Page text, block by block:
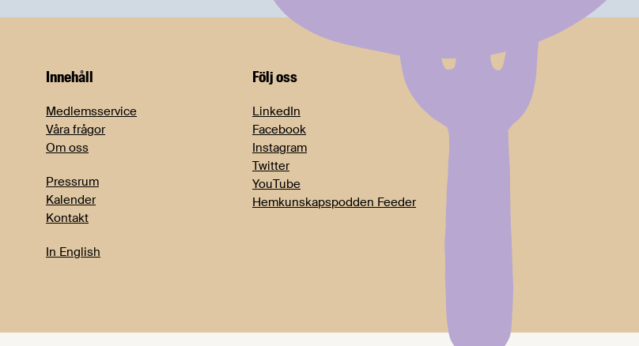
Innehåll
Medlemsservice
Våra frågor
Om oss
Pressrum
Kalender
Kontakt
In English
Följ oss
LinkedIn
Facebook
Instagram
Twitter
YouTube
Hemkunskapspodden Feeder